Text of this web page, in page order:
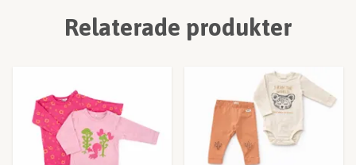
Relaterade produkter